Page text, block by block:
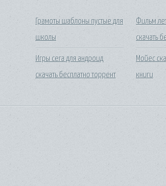
Грамоты шаблоны пустые для
школы
Игры сега для андроид
скачать бесплатно торрент
Фильм
скачать
Мойес
книги